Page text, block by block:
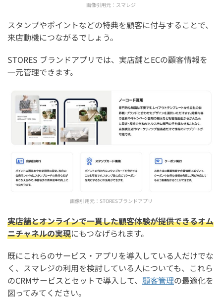
画像引用元： スマレジ
スタンプやポイントなどの特典を顧客に付与することで、
来店動機につながるでしょう。
STORES ブランドアプリでは、実店舗とECの顧客情報を
一元管理できます。
画像引用元： STORESブランドアプリ
実店舗とオンラインで一貫した顧客体験が提供できるオム
ニチャネルの実現にもつなげられます。
既にこれらのサービス・アプリを導入している人だけでな
く、スマレジの利用を検討している人についても、これら
のCRMサービスとセットで導入して、 顧客管理の最適化を
図ってみてください。